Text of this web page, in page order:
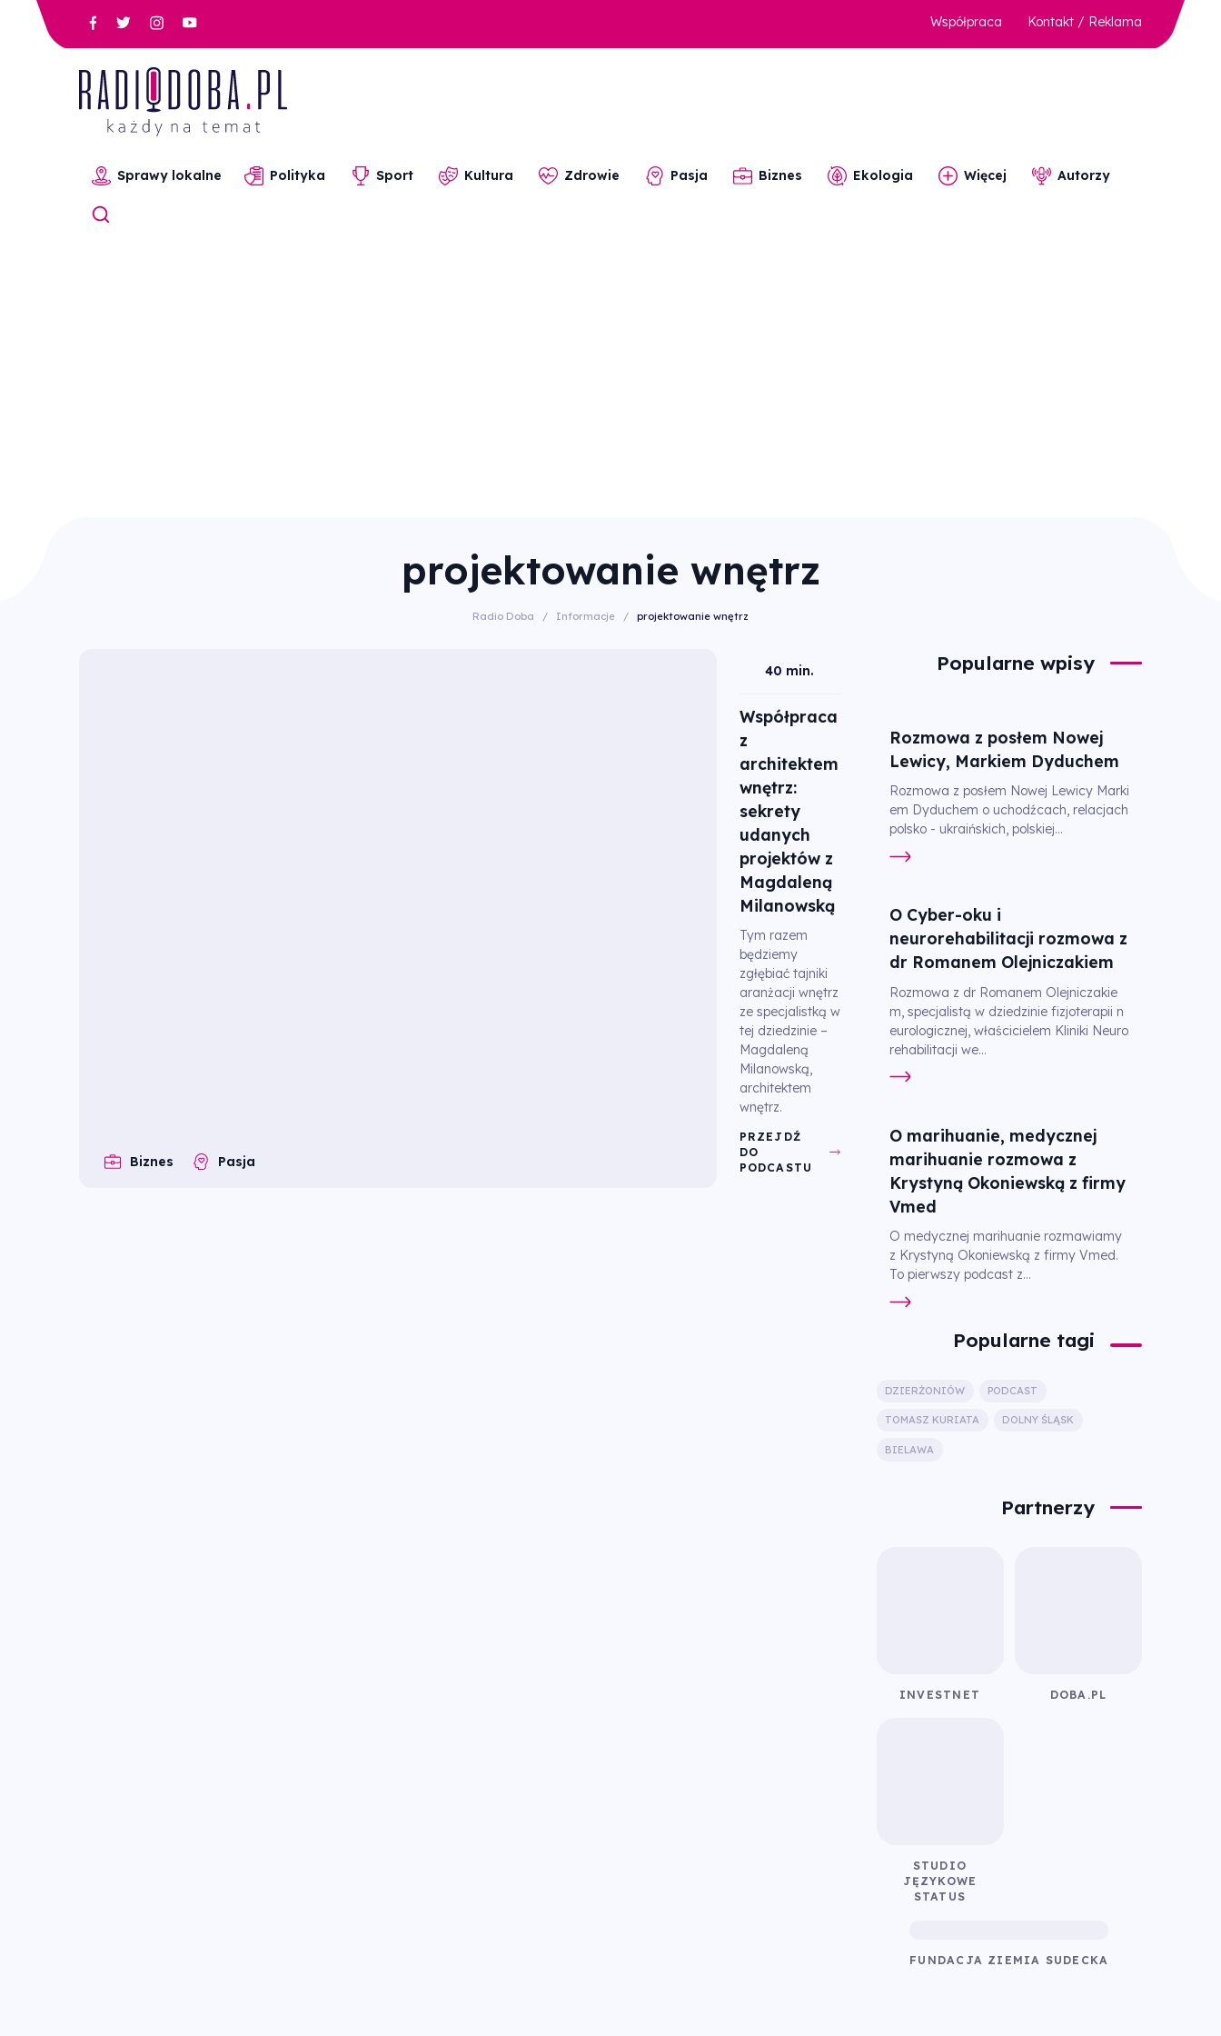
Współpraca Kontakt / Reklama
Sprawy lokalne Polityka Sport Kultura Zdrowie Pasja Biznes Ekologia Więcej Autorzy
projektowanie wnętrz
Radio Doba / Informacje / projektowanie wnętrz
Biznes Pasja
40 min.
Współpraca
z
architektem
wnętrz:
sekrety
udanych
projektów z
Magdaleną
Milanowską
Tym razem
będziemy
zgłębiać tajniki
aranżacji wnętrz
ze specjalistką w
tej dziedzinie –
Magdaleną
Milanowską,
architektem
wnętrz.
PRZEJDŹ
DO
PODCASTU
Popularne wpisy
Rozmowa z posłem Nowej
Lewicy, Markiem Dyduchem
Rozmowa z posłem Nowej Lewicy Marki
em Dyduchem o uchodźcach, relacjach
polsko - ukraińskich, polskiej...
O Cyber-oku i
neurorehabilitacji rozmowa z
dr Romanem Olejniczakiem
Rozmowa z dr Romanem Olejniczakie
m, specjalistą w dziedzinie fizjoterapii n
eurologicznej, właścicielem Kliniki Neuro
rehabilitacji we...
O marihuanie, medycznej
marihuanie rozmowa z
Krystyną Okoniewską z firmy
Vmed
O medycznej marihuanie rozmawiamy
z Krystyną Okoniewską z firmy Vmed.
To pierwszy podcast z...
Popularne tagi
DZIERŻONIÓW PODCAST
TOMASZ KURIATA DOLNY ŚLĄSK
BIELAWA
Partnerzy
INVESTNET DOBA.PL
STUDIO
JĘZYKOWE
STATUS
FUNDACJA ZIEMIA SUDECKA